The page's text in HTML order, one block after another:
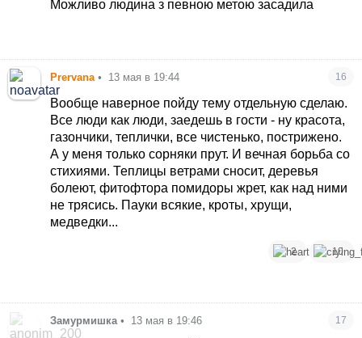
Можливо людина з певною метою засадила
Prervana • 13 мая в 19:44 16
Вообще наверное пойду тему отдельную сделаю.
Все люди как люди, заедешь в гости - ну красота,
газончики, теплички, все чистенько, пострижено.
А у меня только сорняки прут. И вечная борьба со
стихиями. Теплицы ветрами сносит, деревья
болеют, фитофтора помидоры жрет, как над ними
не трясись. Пауки всякие, кроты, хрущи,
медведки...
2 10
Замурмишка • 13 мая в 19:46 17